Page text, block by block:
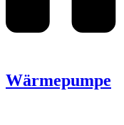
Wärmepumpe